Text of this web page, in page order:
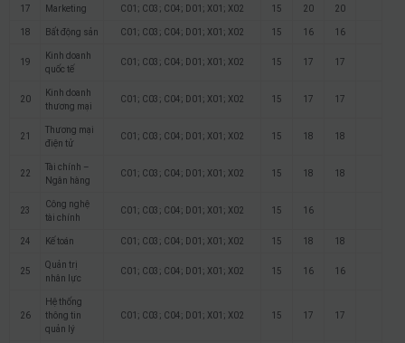
17 Marketing C01; C03; C04; D01; X01; X02 15 20 20
18 Bất động sản C01; C03; C04; D01; X01; X02 15 16 16
19
Kinh doanh
quốc tế
C01; C03; C04; D01; X01; X02 15 17 17
20
Kinh doanh
thương mại
C01; C03; C04; D01; X01; X02 15 17 17
21
Thương mại
điện tử
C01; C03; C04; D01; X01; X02 15 18 18
22
Tài chính –
Ngân hàng
C01; C03; C04; D01; X01; X02 15 18 18
23
Công nghệ
tài chính
C01; C03; C04; D01; X01; X02 15 16
24 Kế toán C01; C03; C04; D01; X01; X02 15 18 18
25
Quản trị
nhân lực
C01; C03; C04; D01; X01; X02 15 16 16
26
Hệ thống
thông tin
quản lý
C01; C03; C04; D01; X01; X02 15 17 17